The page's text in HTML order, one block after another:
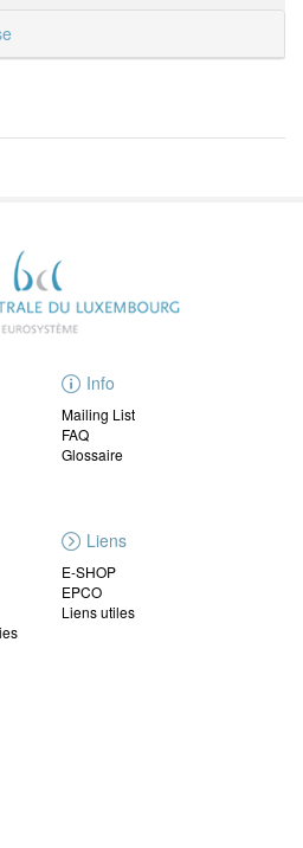
Info
Mailing List
FAQ
Glossaire
Liens
E-SHOP
EPCO
Liens utiles